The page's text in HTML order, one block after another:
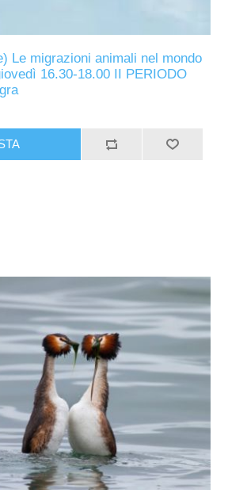
Le migrazioni animali nel mondo
16.30-18.00 II PERIODO